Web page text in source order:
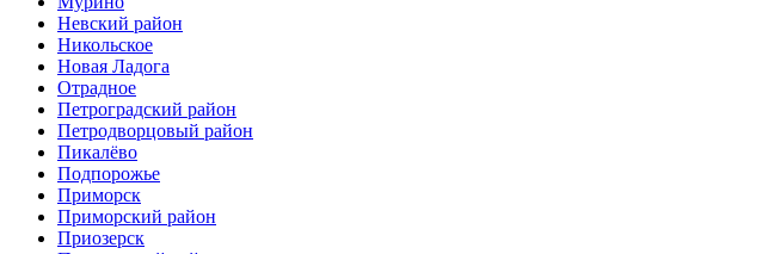
Невский район
Никольское
Новая Ладога
Отрадное
Петроградский район
Петродворцовый район
Пикалёво
Подпорожье
Приморск
Приморский район
Приозерск